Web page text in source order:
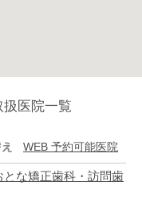
医院一覧
WEB 予約可能医院
な矯正歯科・訪問歯